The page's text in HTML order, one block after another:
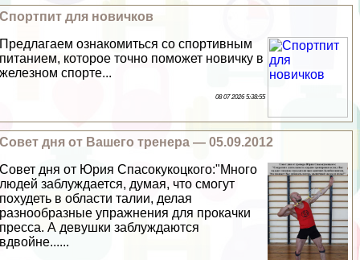
Спортпит для новичков
Предлагаем ознакомиться со спортивным
питанием, которое точно поможет новичку в
железном спорте...
08 07 2026 5:38:55
Совет дня от Вашего тренера — 05.09.2012
Совет дня от Юрия Спасокукоцкого:"Много
людей заблуждается, думая, что смогут
похудеть в области талии, делая
разнообразные упражнения для прокачки
пресса. А дeвyшки заблуждаются
вдвойне......